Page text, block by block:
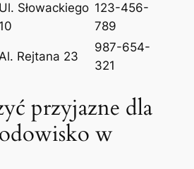
Ul. Słowackiego
10
123-456-
789
Rejtana 23
987-654-
321
przyjazne dla
w